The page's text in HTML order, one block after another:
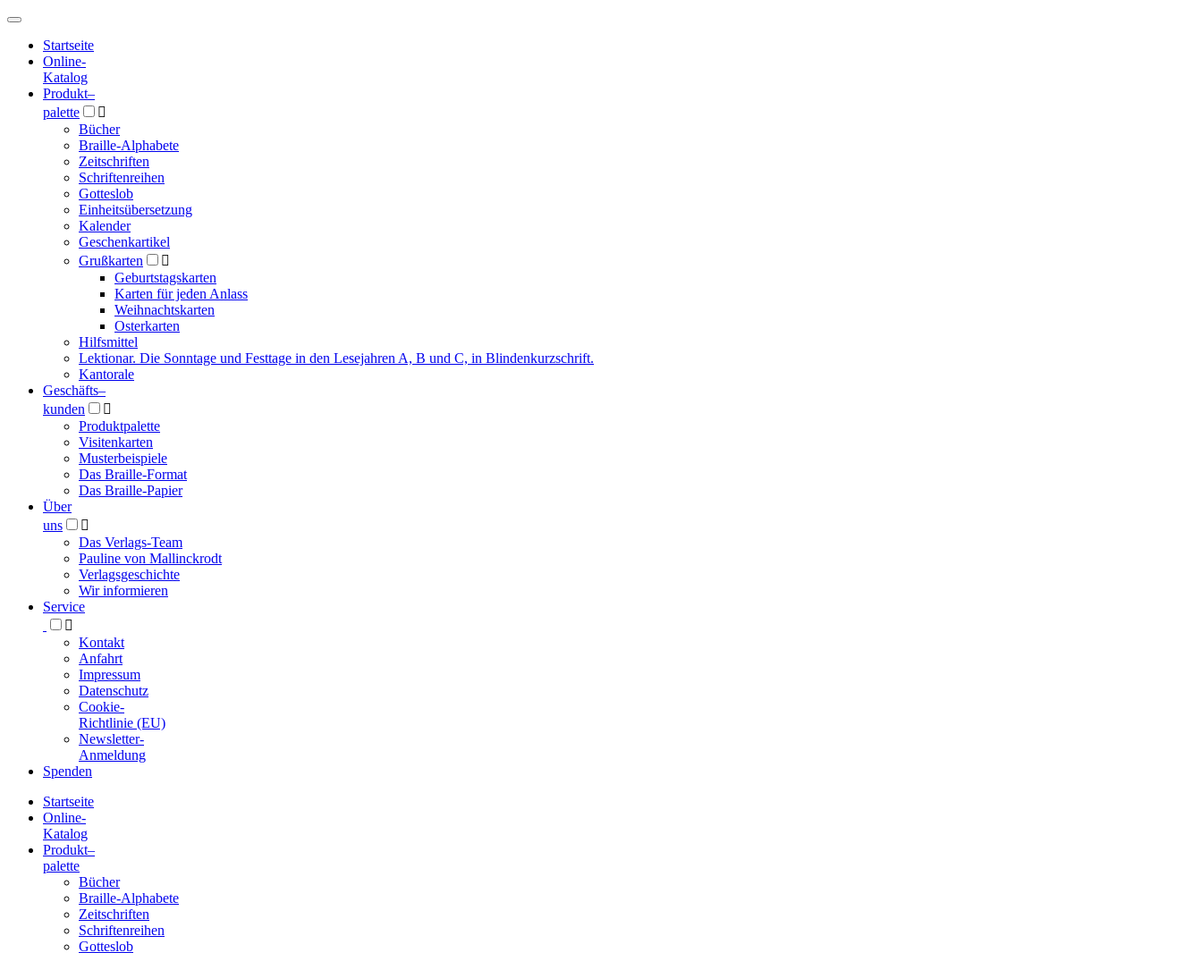
Hauptmenü
Hauptmenü
Startseite
Online-
Katalog
Produkt–
palette

Bücher
Braille-Alphabete
Zeitschriften
Schriftenreihen
Gotteslob
Einheitsübersetzung
Kalender
Geschenkartikel
Grußkarten

Geburtstagskarten
Karten für jeden Anlass
Weihnachtskarten
Osterkarten
Hilfsmittel
Lektionar. Die Sonntage und Festtage in den Lesejahren A, B und C, in Blindenkurzschrift.
Kantorale
Geschäfts­–
kunden

Produktpalette
Visitenkarten
Musterbeispiele
Das Braille-Format
Das Braille-Papier
Über
uns

Das Verlags-Team
Pauline von Mallinckrodt
Verlagsgeschichte
Wir informieren
Service

Kontakt
Anfahrt
Impressum
Datenschutz
Cookie-
Richtlinie (EU)
Newsletter-
Anmeldung
Spenden
Blindenschrift-
Verlag
Startseite
Online-
Katalog
Produkt–
palette
Bücher
Braille-Alphabete
Zeitschriften
Schriftenreihen
Gotteslob